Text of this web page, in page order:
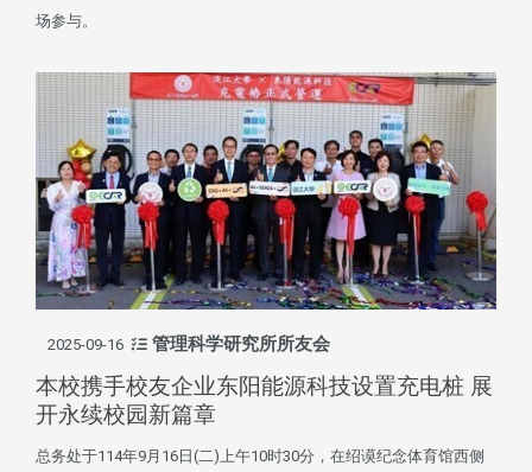
场参与。
2025-09-16 管理科学研究所所友会
本校携手校友企业东阳能源科技设置充电桩 展
开永续校园新篇章
总务处于114年9月16日(二)上午10时30分，在绍谟纪念体育馆西侧